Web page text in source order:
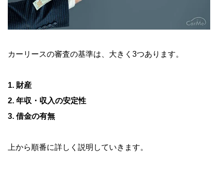
カーリースの審査の基準は、大きく3つあります。
1. 財産
2. 年収・収入の安定性
3. 借金の有無
上から順番に詳しく説明していきます。